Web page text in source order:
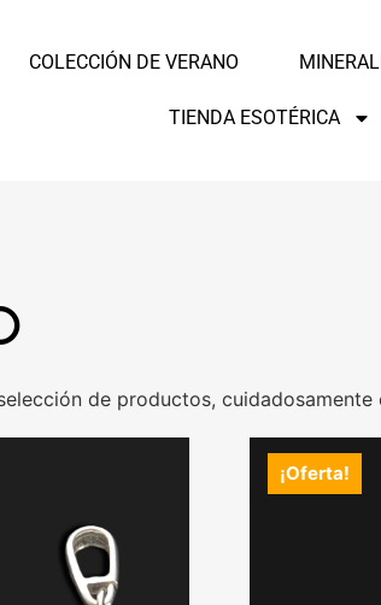
COLECCIÓN DE VERANO
TIENDA ESOTÉRICA
de productos,
¡Oferta!